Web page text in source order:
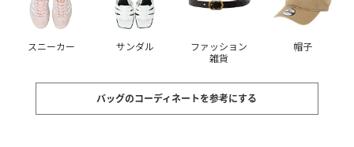
スニーカー サンダル
ファッション
雑貨
帽子
バッグのコーディネートを参考にする